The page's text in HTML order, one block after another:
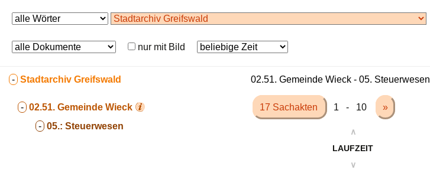
nur mit Bild
- Stadtarchiv Greifswald
- 02.51. Gemeinde Wieck
- 05.: Steuerwesen
02.51. Gemeinde Wieck - 05. Steuerwesen
17 Sachakten 1 - 10 »
∧
LAUFZEIT
∨